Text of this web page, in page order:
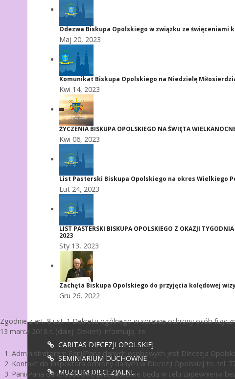
Odezwa Biskupa Opolskiego w związku ze święceniami
Maj 20, 2023
Komunikat Biskupa Opolskiego na Niedzielę
Kwi 14, 2023
ŻYCZENIA BISKUPA OPOLSKIEGO NA ŚWIĘTA
Kwi 06, 2023
List Pasterski Biskupa Opolskiego na okres Wielkiego
Lut 24, 2023
LIST PASTERSKI BISKUPA OPOLSKIEGO Z OKAZJI
2023
Sty 13, 2023
Zachęta Biskupa Opolskiego do przyjęcia kolędowej
Gru 26, 2022
CARITAS DIECEZJI OPOLSKIEJ
SEMINIARIUM DUCHOWNE
MUZEUM DIECEZJALNE
Zgodnie z art. 8 ust. 1 Dekretu ogólnego w sprawie ochrony osób
13 marca 2018 r. (dalej: Dekret) informuję, że:
Administratorem Pani/Pana danych osobowych jest Diecezja
Kontakt do Inspektora ochrony danych w Diecezji Opolskiej to: tel.
Pani/Pana dane osobowe przetwarzane będą w celu zapewnienia